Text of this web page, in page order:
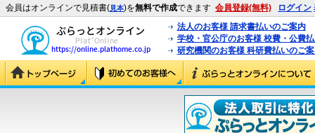
会員はオンラインで見積書(見本)を無料で作成できます 会員登録(無料) ログイン
法人のお客様 請求書払いのご案内
学校・官公庁のお客様 校費・公費
研究機関のお客様 科研費払いのご